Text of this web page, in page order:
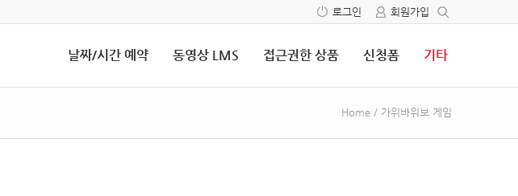
로그인 회원가입
날짜/시간 예약 동영상 LMS 접근권한 상품 신청폼 기타
Home / 가위바위보 게임